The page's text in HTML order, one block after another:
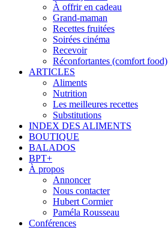
À offrir en cadeau
Grand-maman
Recettes fruitées
Soirées cinéma
Recevoir
Réconfortantes (comfort food)
ARTICLES
Aliments
Nutrition
Les meilleures recettes
Substitutions
INDEX DES ALIMENTS
BOUTIQUE
BALADOS
BPT+
À propos
Annoncer
Nous contacter
Hubert Cormier
Paméla Rousseau
Conférences